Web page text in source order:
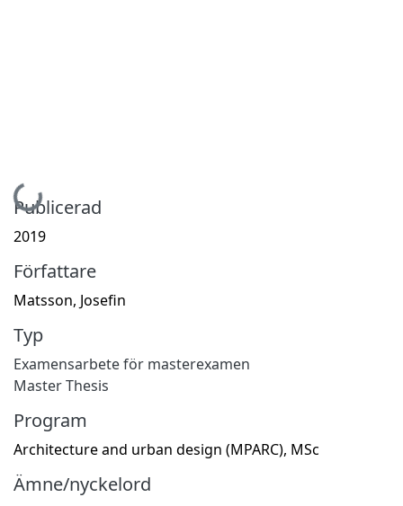
Hämtar...
Publicerad
2019
Författare
Matsson, Josefin
Typ
Examensarbete för masterexamen
Master Thesis
Program
Architecture and urban design (MPARC), MSc
Ämne/nyckelord